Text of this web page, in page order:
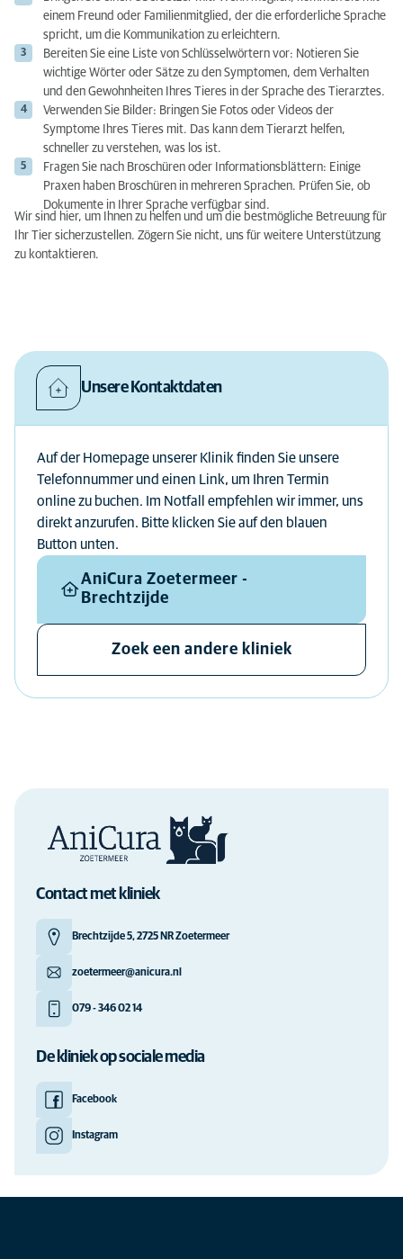
einem Freund oder Familienmitglied, der die erforderliche Sprache
spricht, um die Kommunikation zu erleichtern.
Bereiten Sie eine Liste von Schlüsselwörtern vor: Notieren Sie
wichtige Wörter oder Sätze zu den Symptomen, dem Verhalten
und den Gewohnheiten Ihres Tieres in der Sprache des Tierarztes.
Verwenden Sie Bilder: Bringen Sie Fotos oder Videos der
Symptome Ihres Tieres mit. Das kann dem Tierarzt helfen,
schneller zu verstehen, was los ist.
Fragen Sie nach Broschüren oder Informationsblättern: Einige
Praxen haben Broschüren in mehreren Sprachen. Prüfen Sie, ob
Dokumente in Ihrer Sprache verfügbar sind.
Wir sind hier, um Ihnen zu helfen und um die bestmögliche Betreuung für
Ihr Tier sicherzustellen. Zögern Sie nicht, uns für weitere Unterstützung
zu kontaktieren.
Unsere Kontaktdaten
Auf der Homepage unserer Klinik finden Sie unsere
Telefonnummer und einen Link, um Ihren Termin
online zu buchen. Im Notfall empfehlen wir immer, uns
direkt anzurufen. Bitte klicken Sie auf den blauen
Button unten.
AniCura Zoetermeer -
Brechtzijde
Zoek een andere kliniek
Contact met kliniek
Brechtzijde 5, 2725 NR Zoetermeer
zoetermeer@anicura.nl
079 - 346 02 14
De kliniek op sociale media
Facebook
Instagram